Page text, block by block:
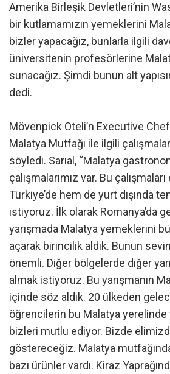
Amerika Birleşik Devletleri’nin
bir kutlamamızın yemeklerini
bizler yapacağız, bunlarla ilgili
üniversitenin profesörlerine
sunacağız. Şimdi bunun alt
dedi.
Mövenpick Oteli’n Executive
Malatya Mutfağı ile ilgili
söyledi. Sarıal, “Malatya
çalışmalarımız var. Bu
Türkiye’de hem de yurt dışında
istiyoruz. İlk olarak Romanya’da
yarışmada Malatya yemeklerini
açarak birincilik aldık. Bunun
önemli. Diğer bölgelerde diğer
almak istiyoruz. Bu yarışmanın
içinde söz aldık. 20 ülkeden
öğrencilerin bu Malatya yerelinde
bizleri mutlu ediyor. Bizde
göstereceğiz. Malatya
bazı ürünler vardı. Kiraz